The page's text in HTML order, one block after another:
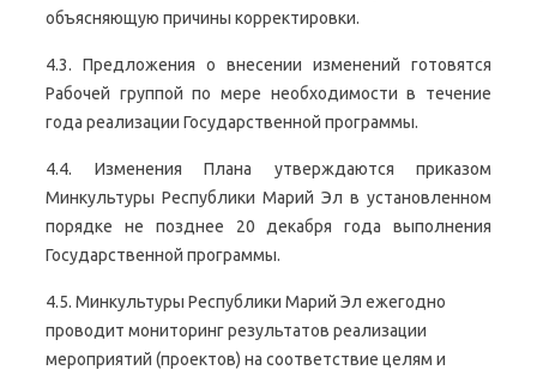
объясняющую причины корректировки.
4.3. Предложения о внесении изменений готовятся
Рабочей группой по мере необходимости в течение
года реализации Государственной программы.
4.4. Изменения Плана утверждаются приказом
Минкультуры Республики Марий Эл в установленном
порядке не позднее 20 декабря года выполнения
Государственной программы.
4.5. Минкультуры Республики Марий Эл ежегодно
проводит мониторинг результатов реализации
мероприятий (проектов) на соответствие целям и